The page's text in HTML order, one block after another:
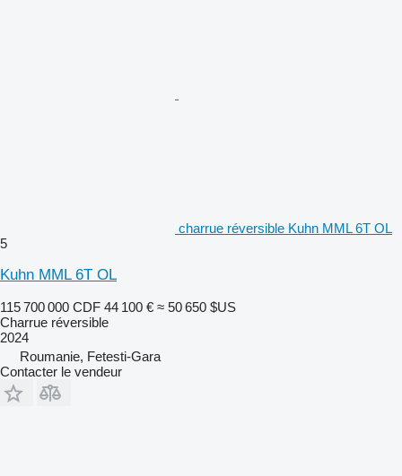
charrue réversible Kuhn MML 6T OL
5
Kuhn MML 6T OL
115 700 000 CDF 44 100 € ≈ 50 650 $US
Charrue réversible
2024
Roumanie, Fetesti-Gara
Contacter le vendeur